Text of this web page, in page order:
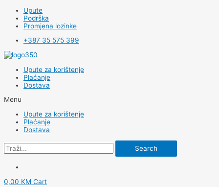
Upute
Podrška
Promjena lozinke
+387 35 575 399
Upute za korištenje
Plaćanje
Dostava
Menu
Upute za korištenje
Plaćanje
Dostava
Search
0,00 KM Cart